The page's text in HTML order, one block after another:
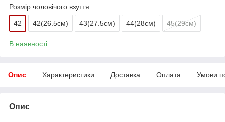
Розмір чоловічого взуття
42 42(26.5см) 43(27.5см) 44(28cм) 45(29cм)
В наявності
Опис Характеристики Доставка Оплата Умови
Опис